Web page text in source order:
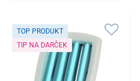
TOP PRODUKT
TIP NA DARČEK